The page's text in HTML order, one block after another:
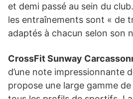
et demi passé au sein du
les entraînements sont « de
adaptés à chacun selon son
CrossFit Sunway
d’une note impressionnante
propose une large gamme